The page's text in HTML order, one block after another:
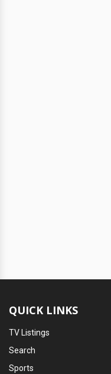
QUICK LINKS
TV Listings
Search
Sports